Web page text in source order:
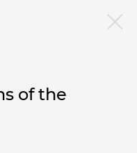
of the